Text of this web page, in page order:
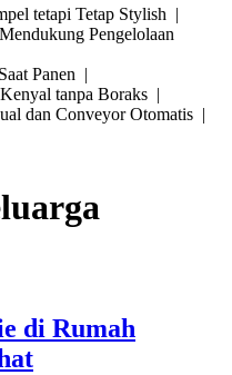
tetapi Tetap Stylish |
Pengelolaan
Panen |
tanpa Boraks |
dan Conveyor Otomatis |
di Rumah